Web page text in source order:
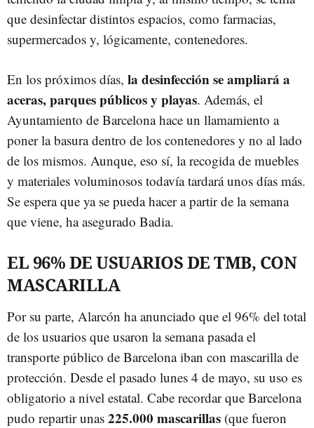
que desinfectar distintos espacios, como farmacias,
supermercados y, lógicamente, contenedores.
En los próximos días, la desinfección se ampliará a
aceras, parques públicos y playas. Además, el
Ayuntamiento de Barcelona hace un llamamiento a
poner la basura dentro de los contenedores y no al lado
de los mismos. Aunque, eso sí, la recogida de muebles
y materiales voluminosos todavía tardará unos días más.
Se espera que ya se pueda hacer a partir de la semana
que viene, ha asegurado Badia.
EL 96% DE USUARIOS DE TMB, CON
MASCARILLA
Por su parte, Alarcón ha anunciado que el 96% del total
de los usuarios que usaron la semana pasada el
transporte público de Barcelona iban con mascarilla de
protección. Desde el pasado lunes 4 de mayo, su uso es
obligatorio a nivel estatal. Cabe recordar que Barcelona
pudo repartir unas 225.000 mascarillas (que fueron